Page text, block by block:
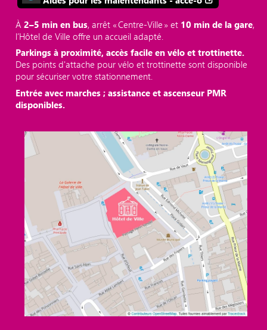
À2–5 min en bus, arrêt « Centre‑Ville » et 10 min de la gare,
l’Hôtel de Ville offre un accueil adapté.
Parkings à proximité, accès facile en vélo et trottinette.
Des points d'attache pour vélo et trottinette sont disponible
pour sécuriser votre stationnement.
Entrée avec marches ; assistance et ascenseur PMR
disponibles.